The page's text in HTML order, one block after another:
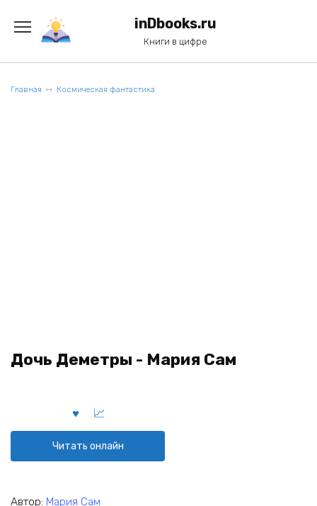
содержанию
inDbooks.ru
Книги в цифре
Главная Космическая фантастика
Дочь Деметры - Мария Сам
Читать онлайн
Автор: Мария Сам